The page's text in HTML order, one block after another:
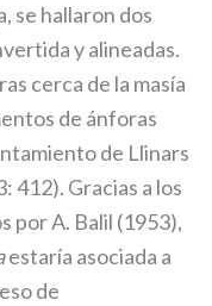
se hallaron dos
y alineadas.
cerca de la masía
de ánforas
de Llinars
412). Gracias a los
por A. Balil (1953),
estaría asociada a
de